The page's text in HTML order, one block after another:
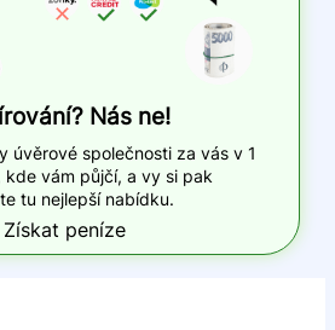
Nás ne!
úvěrové společnosti za vás v 1
kde vám půjčí, a vy si pak
tu nejlepší nabídku.
Získat peníze